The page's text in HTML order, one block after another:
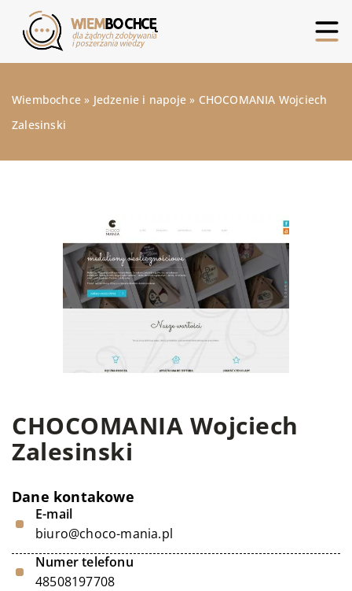
Wiembochce » Jedzenie i napoje » CHOCOMANIA Wojciech
Zalesinski
CHOCOMANIA Wojciech
Zalesinski
Dane kontakowe
E-mail
biuro@choco-mania.pl
Numer telefonu
48508197708